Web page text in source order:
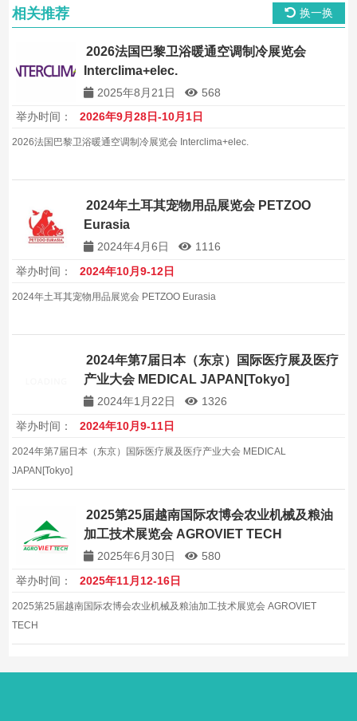
相关推荐 换一换
2026法国巴黎卫浴暖通空调制冷展览会
Interclima+elec.
2025年8月21日
568
举办时间：
2026年9月28日-10月1日
2026法国巴黎卫浴暖通空调制冷展览会 Interclima+elec.
2024年土耳其宠物用品展览会 PETZOO
Eurasia
2024年4月6日
1116
举办时间：
2024年10月9-12日
2024年土耳其宠物用品展览会 PETZOO Eurasia
2024年第7届日本（东京）国际医疗展及医疗
产业大会 MEDICAL JAPAN[Tokyo]
2024年1月22日
1326
举办时间：
2024年10月9-11日
2024年第7届日本（东京）国际医疗展及医疗产业大会 MEDICAL
JAPAN[Tokyo]
2025第25届越南国际农博会农业机械及粮油
加工技术展览会 AGROVIET TECH
2025年6月30日
580
举办时间：
2025年11月12-16日
2025第25届越南国际农博会农业机械及粮油加工技术展览会 AGROVIET
TECH